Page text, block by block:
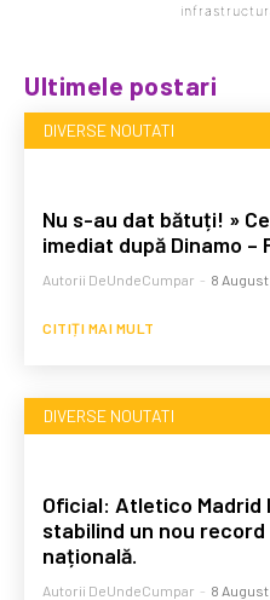
Ultimele postari
DIVERSE NOUTATI
Nu s-au dat bătuți! »
imediat după Dinamo –
Autorii DeUndeCumpar - 8
CITIȚI MAI MULT
DIVERSE NOUTATI
Oficial: Atletico
stabilind un nou
națională.
Autorii DeUndeCumpar - 8